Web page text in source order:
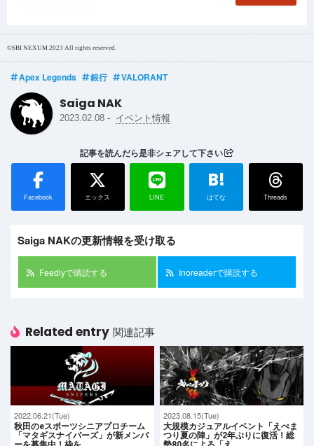
©SBI NEXUM 2023 All rights reserved.
Apex Legends 銀行 VALORANT
Saiga NAK
2023.02.08 - イベント情報
記事を読んだら是非シェアして下さい
Facebook エックス LINE
B!
はてな Threads
Saiga NAKの更新情報を受け取る
Feedlyで購読する Inoreaderで購読する
Related entry 関連記事
2022.06.21(Tue)
秋田のeスポーツシニアプロチーム
「マタギスナイパーズ」が新メンバ
2023.08.15(Tue)
大規模カジュアルイベント「えぺま
つり夏の陣」が2年ぶりに復活！総